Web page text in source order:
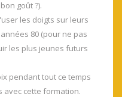
goût ?).
les doigts sur leurs
80 (pour ne pas
les plus jeunes futurs
pendant tout ce temps
avec cette formation.